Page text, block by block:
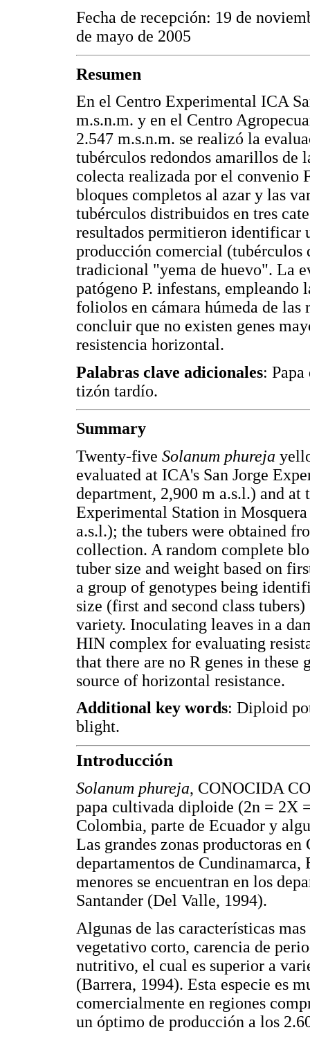
Fecha de recepción: 19 de
de mayo de 2005
Resumen
En el Centro Experimental ICA
m.s.n.m. y en el Centro
2.547 m.s.n.m. se realizó la
tubérculos redondos amarillos de
colecta realizada por el convenio
bloques completos al azar y las
tubérculos distribuidos en tres
resultados permitieron identificar
producción comercial (tubérculos
tradicional "yema de huevo". La
patógeno P. infestans,
foliolos en cámara húmeda de
concluir que no existen genes
resistencia horizontal.
Palabras clave adicionales:
tizón tardío.
Summary
Twenty-five Solanum phureja
evaluated at ICA's San Jorge
department, 2,900 m a.s.l.) and
Experimental Station in
a.s.l.); the tubers were obtained
collection. A random complete
tuber size and weight based on
a group of genotypes being
size (first and second class
variety. Inoculating leaves in a
HIN complex for evaluating
that there are no R genes in these
source of horizontal resistance.
Additional key words: Diploid
blight.
Introducción
Solanum phureja, CONOCIDA
papa cultivada diploide (2n = 2X
Colombia, parte de Ecuador y
Las grandes zonas productoras
departamentos de
menores se encuentran en los
Santander (Del Valle, 1994).
Algunas de las características
vegetativo corto, carencia de
nutritivo, el cual es superior a
(Barrera, 1994). Esta especie es
comercialmente en regiones
un óptimo de producción a los